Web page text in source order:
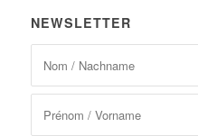
NEWSLETTER